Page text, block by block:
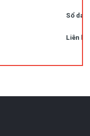
Sổ da
Liên hệ